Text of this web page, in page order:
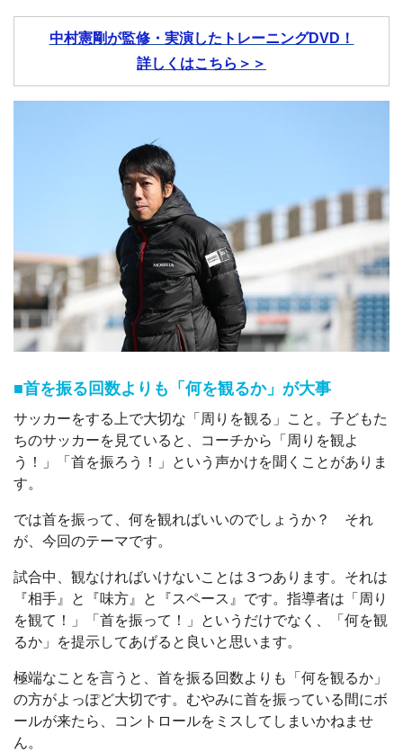
中村憲剛が監修・実演したトレーニングDVD！
詳しくはこちら＞＞
■首を振る回数よりも「何を観るか」が大事
サッカーをする上で大切な「周りを観る」こと。子どもた
ちのサッカーを見ていると、コーチから「周りを観よ
う！」「首を振ろう！」という声かけを聞くことがありま
す。
では首を振って、何を観ればいいのでしょうか？ それ
が、今回のテーマです。
試合中、観なければいけないことは３つあります。それは
『相手』と『味方』と『スペース』です。指導者は「周り
を観て！」「首を振って！」というだけでなく、「何を観
るか」を提示してあげると良いと思います。
極端なことを言うと、首を振る回数よりも「何を観るか」
の方がよっぽど大切です。むやみに首を振っている間にボ
ールが来たら、コントロールをミスしてしまいかねませ
ん。